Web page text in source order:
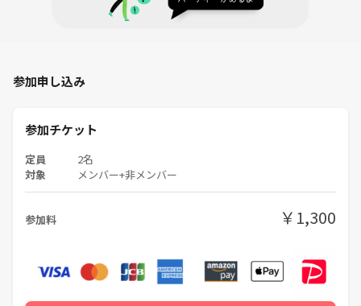
参加申し込み
参加チケット
定員 2名
対象 メンバー+非メンバー
参加料 ￥1,300